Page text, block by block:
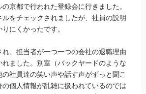
京都で行われた登録会に行きました。
をチェックされましたが、社員の説明
にくかったです。
れ、担当者が一つ一つの会社の退職理由
れました。別室（バックヤードのような
社員達の笑い声や話す声がずっと聞こ
の個人情報が乱雑に扱われているのでは